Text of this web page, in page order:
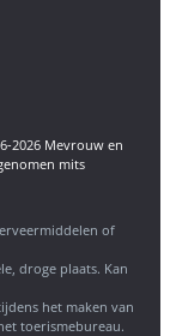
2026 Mevrouw en
mits
of
droge plaats. Kan
het maken van
toerismebureau.